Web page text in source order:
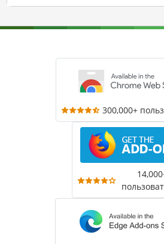
300,000+